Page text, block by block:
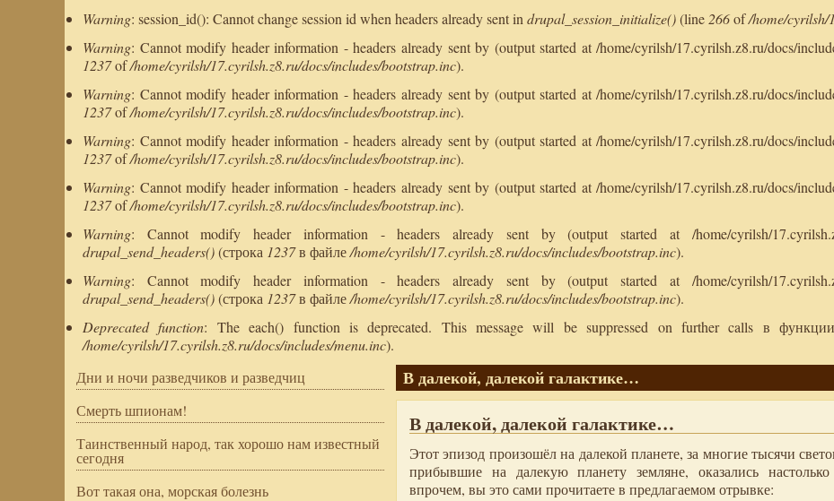
Warning: session_id(): Cannot change session id when headers already sent in drupal_session_initialize()(line 266of/home/cyrilsh/
Warning: Cannot modify header information - headers already sent by (output started at /home/cyrilsh/17.cyrilsh.z8.ru/docs/
1237of/home/cyrilsh/17.cyrilsh.z8.ru/docs/includes/bootstrap.inc).
Warning: Cannot modify header information - headers already sent by (output started at /home/cyrilsh/17.cyrilsh.z8.ru/docs/
1237of/home/cyrilsh/17.cyrilsh.z8.ru/docs/includes/bootstrap.inc).
Warning: Cannot modify header information - headers already sent by (output started at /home/cyrilsh/17.cyrilsh.z8.ru/docs/
1237of/home/cyrilsh/17.cyrilsh.z8.ru/docs/includes/bootstrap.inc).
Warning: Cannot modify header information - headers already sent by (output started at /home/cyrilsh/17.cyrilsh.z8.ru/docs/
1237of/home/cyrilsh/17.cyrilsh.z8.ru/docs/includes/bootstrap.inc).
Warning: Cannot modify header information - headers already sent by (output started at /home/cyrilsh/
drupal_send_headers()(строка 1237в файле/home/cyrilsh/17.cyrilsh.z8.ru/docs/includes/bootstrap.inc).
Warning: Cannot modify header information - headers already sent by (output started at /home/cyrilsh/
drupal_send_headers()(строка 1237в файле/home/cyrilsh/17.cyrilsh.z8.ru/docs/includes/bootstrap.inc).
Deprecated function: The each() function is deprecated. This message will be suppressed on further calls в функции
/home/cyrilsh/17.cyrilsh.z8.ru/docs/includes/menu.inc).
Дни и ночи разведчиков и разведчиц
Смерть шпионам!
Таинственный народ, так хорошо нам известный
сегодня
Вот такая она, морская болезнь
В далекой, далекой галактике…
В далекой, далекой галактике…
Этот эпизод произошёл на далекой планете, за многие тысячи
прибывшие на далекую планету земляне, оказались
впрочем, вы это сами прочитаете в предлагаемом отрывке: